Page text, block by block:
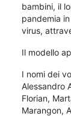
bambini, il
pandemia
virus,
Il modello
I nomi dei
Alessandro
Florian,
Marangon,